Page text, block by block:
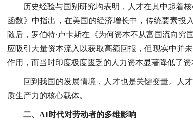
历史经验与国别研究均表明，人才在其中起着
函数》中指出，在美国的经济增长中，传统要素投
随后，罗伯特·卢卡斯在《为何资本不从富国流向
应吸引大量资本流入以获取高额回报，但现实中并
作用，而当时印度极度匮乏的人力资本显著降低了
回到我国的发展情境，人才也是关键变量。人
质生产力的核心载体。
二、AI时代对劳动者的多维影响